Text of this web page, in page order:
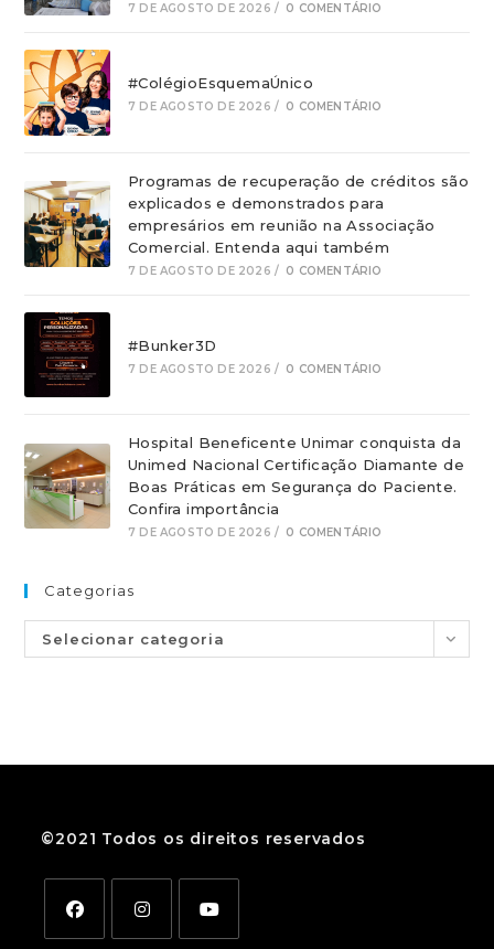
7 DE AGOSTO DE 2026 / 0 COMENTÁRIO
#ColégioEsquemaÚnico
7 DE AGOSTO DE 2026 / 0 COMENTÁRIO
Programas de recuperação de créditos são
explicados e demonstrados para
empresários em reunião na Associação
Comercial. Entenda aqui também
7 DE AGOSTO DE 2026 / 0 COMENTÁRIO
#Bunker3D
7 DE AGOSTO DE 2026 / 0 COMENTÁRIO
Hospital Beneficente Unimar conquista da
Unimed Nacional Certificação Diamante de
Boas Práticas em Segurança do Paciente.
Confira importância
7 DE AGOSTO DE 2026 / 0 COMENTÁRIO
Categorias
Selecionar categoria
©2021 Todos os direitos reservados